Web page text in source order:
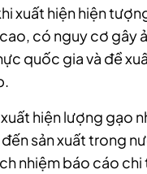
xuất hiện hiện
có nguy cơ gây
quốc gia và đề
hiện lượng gạo
sản xuất trong
nhiệm báo cáo